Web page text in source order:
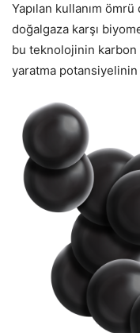
Yapılan kullanım
doğalgaza karşı
bu teknolojinin karbon
yaratma